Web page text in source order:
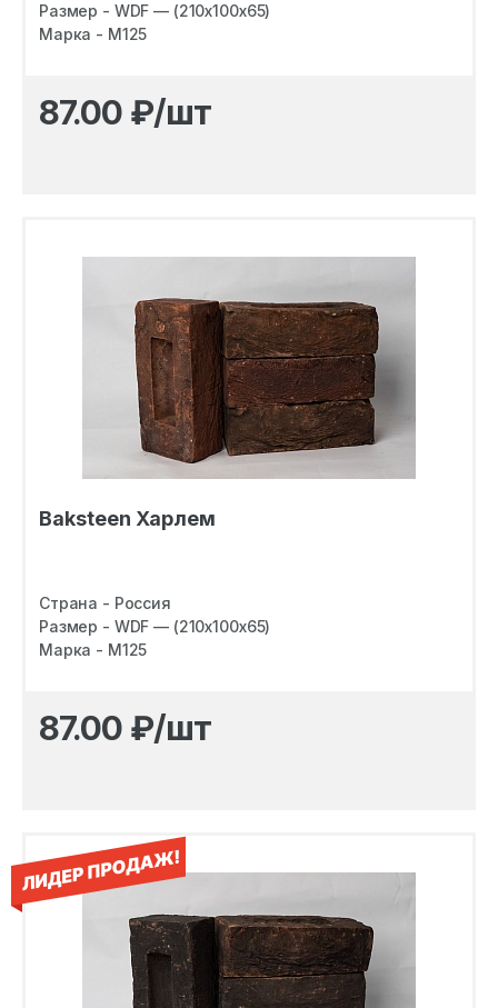
Размер - WDF — (210х100х65)
Марка - M125
87.00 ₽/шт
Baksteen Харлем
Страна - Россия
Размер - WDF — (210х100х65)
Марка - M125
87.00 ₽/шт